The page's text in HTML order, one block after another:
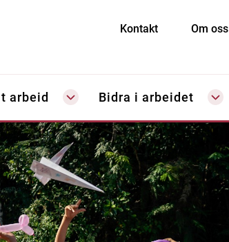
Kontakt Om oss
arbeid Bidra i arbeidet